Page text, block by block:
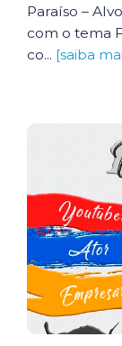
Paraíso –
com o tema
co... [saiba